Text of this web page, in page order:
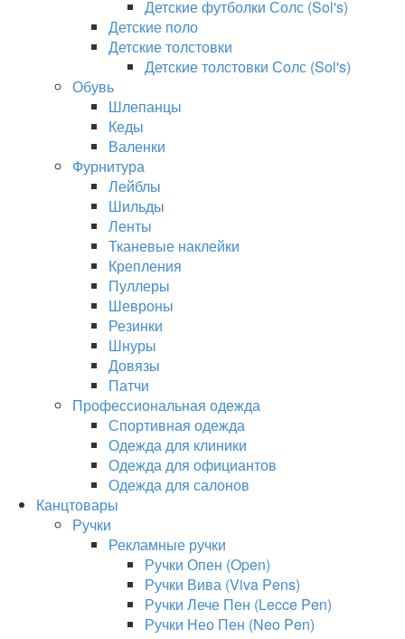
Детские футболки Солс (Sol's)
Детские поло
Детские толстовки
Детские толстовки Солс (Sol's)
Обувь
Шлепанцы
Кеды
Валенки
Фурнитура
Лейблы
Шильды
Ленты
Тканевые наклейки
Крепления
Пуллеры
Шевроны
Резинки
Шнуры
Довязы
Патчи
Профессиональная одежда
Спортивная одежда
Одежда для клиники
Одежда для официантов
Одежда для салонов
Канцтовары
Ручки
Рекламные ручки
Ручки Опен (Open)
Ручки Вива (Viva Pens)
Ручки Лече Пен (Lecce Pen)
Ручки Нео Пен (Neo Pen)